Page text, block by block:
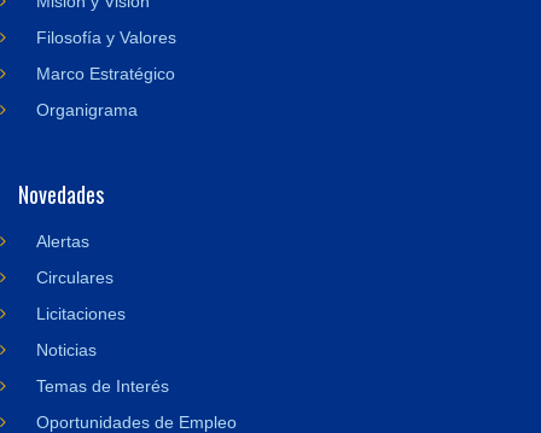
Filosofía y Valores
Marco Estratégico
Organigrama
Novedades
Alertas
Circulares
Licitaciones
Noticias
Temas de Interés
Oportunidades de Empleo